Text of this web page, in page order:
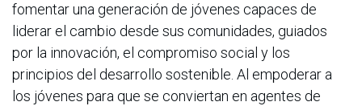
fomentar una generación de jóvenes capaces de
liderar el cambio desde sus comunidades, guiados
por la innovación, el compromiso social y los
principios del desarrollo sostenible. Al empoderar a
los jóvenes para que se conviertan en agentes de